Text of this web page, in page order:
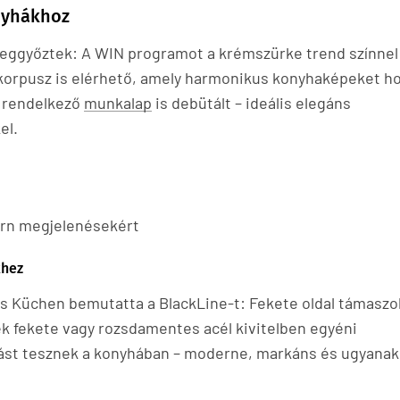
A WIN programot a krémszürke trend színnel
is elérhető, amely harmonikus konyhaképeket
munkalap is debütált – ideális elegáns
megjelenésekért
Küchen bemutatta a BlackLine-t: Fekete oldal
fekete vagy rozsdamentes acél kivitelben egyéni
tesznek a konyhában – moderne, markáns és